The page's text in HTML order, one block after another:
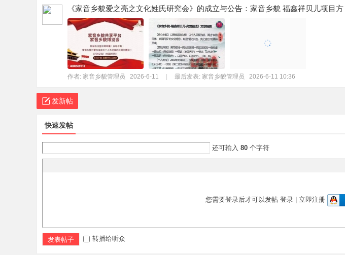
《家音乡貌爱之亮之文化姓氏研究会》的成立与公告：家音乡貌 福鑫祥贝儿项目
作者: 家音乡貌管理员 2026-6-11 最后发表: 家音乡貌管理员 2026-6-11 10:36
发新帖
快速发帖
还可输入 80 个字符
您需要登录后才可以发帖 登录 立即注册
发表帖子 转播给听众